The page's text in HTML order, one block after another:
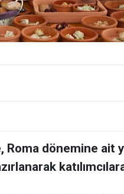
Roma dönemine ait